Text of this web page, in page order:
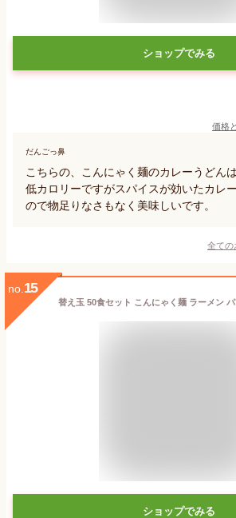
ショップでみる
価格
だんごっ鼻
こちらの、こんにゃく麺のカレーうどん
低カロリーですがスパイスが効いたカレ
ので物足りなさもなく美味しいです。
全ての
no. 15
ショップでみる